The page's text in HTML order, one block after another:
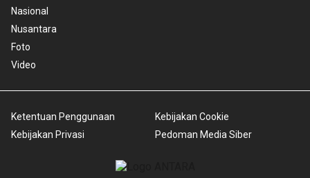
Nasional
Nusantara
Foto
Video
Ketentuan Penggunaan
Kebijakan Privasi
Kebijakan Cookie
Pedoman Media Siber